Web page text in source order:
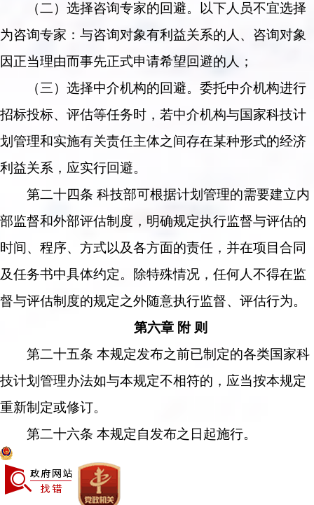
（二）选择咨询专家的回避。以下人员不宜选择
为咨询专家：与咨询对象有利益关系的人、咨询对象
因正当理由而事先正式申请希望回避的人；
（三）选择中介机构的回避。委托中介机构进行
招标投标、评估等任务时，若中介机构与国家科技计
划管理和实施有关责任主体之间存在某种形式的经济
利益关系，应实行回避。
第二十四条 科技部可根据计划管理的需要建立内
部监督和外部评估制度，明确规定执行监督与评估的
时间、程序、方式以及各方面的责任，并在项目合同
及任务书中具体约定。除特殊情况，任何人不得在监
督与评估制度的规定之外随意执行监督、评估行为。
第六章 附 则
第二十五条 本规定发布之前已制定的各类国家科
技计划管理办法如与本规定不相符的，应当按本规定
重新制定或修订。
第二十六条 本规定自发布之日起施行。